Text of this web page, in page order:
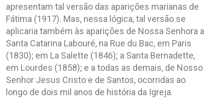
apresentam tal versão das aparições marianas de
Fátima (1917). Mas, nessa lógica, tal versão se
aplicaria também às aparições de Nossa Senhora a
Santa Catarina Labouré, na Rue du Bac, em Paris
(1830); em La Salette (1846); a Santa Bernadette,
em Lourdes (1858); e a todas as demais, de Nosso
Senhor Jesus Cristo e de Santos, ocorridas ao
longo de dois mil anos de história da Igreja.